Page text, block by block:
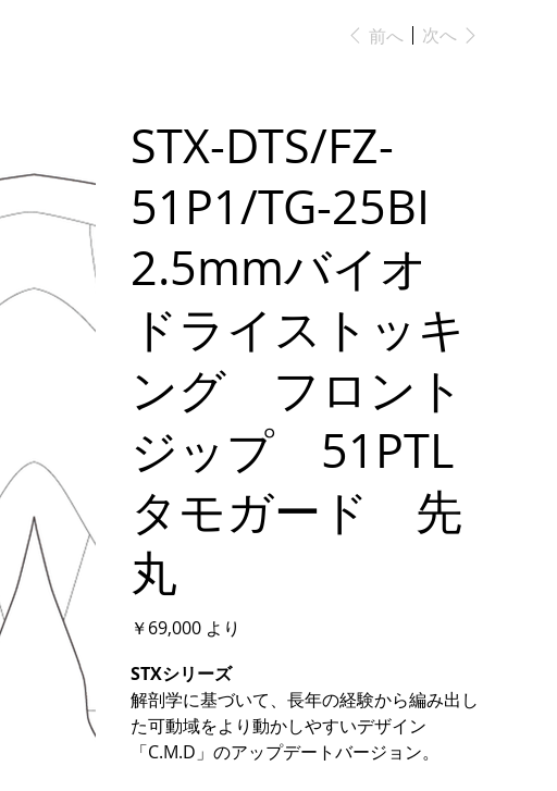
前へ 次へ
STX-DTS/FZ-
51P1/TG-25BI
2.5mmバイオ
ドライストッキ
ング フロント
ジップ 51PTL
タモガード 先
丸
価
格
￥69,000 より
STXシリーズ
解剖学に基づいて、長年の経験から編み出し
た可動域をより動かしやすいデザイン
「C.M.D」のアップデートバージョン。